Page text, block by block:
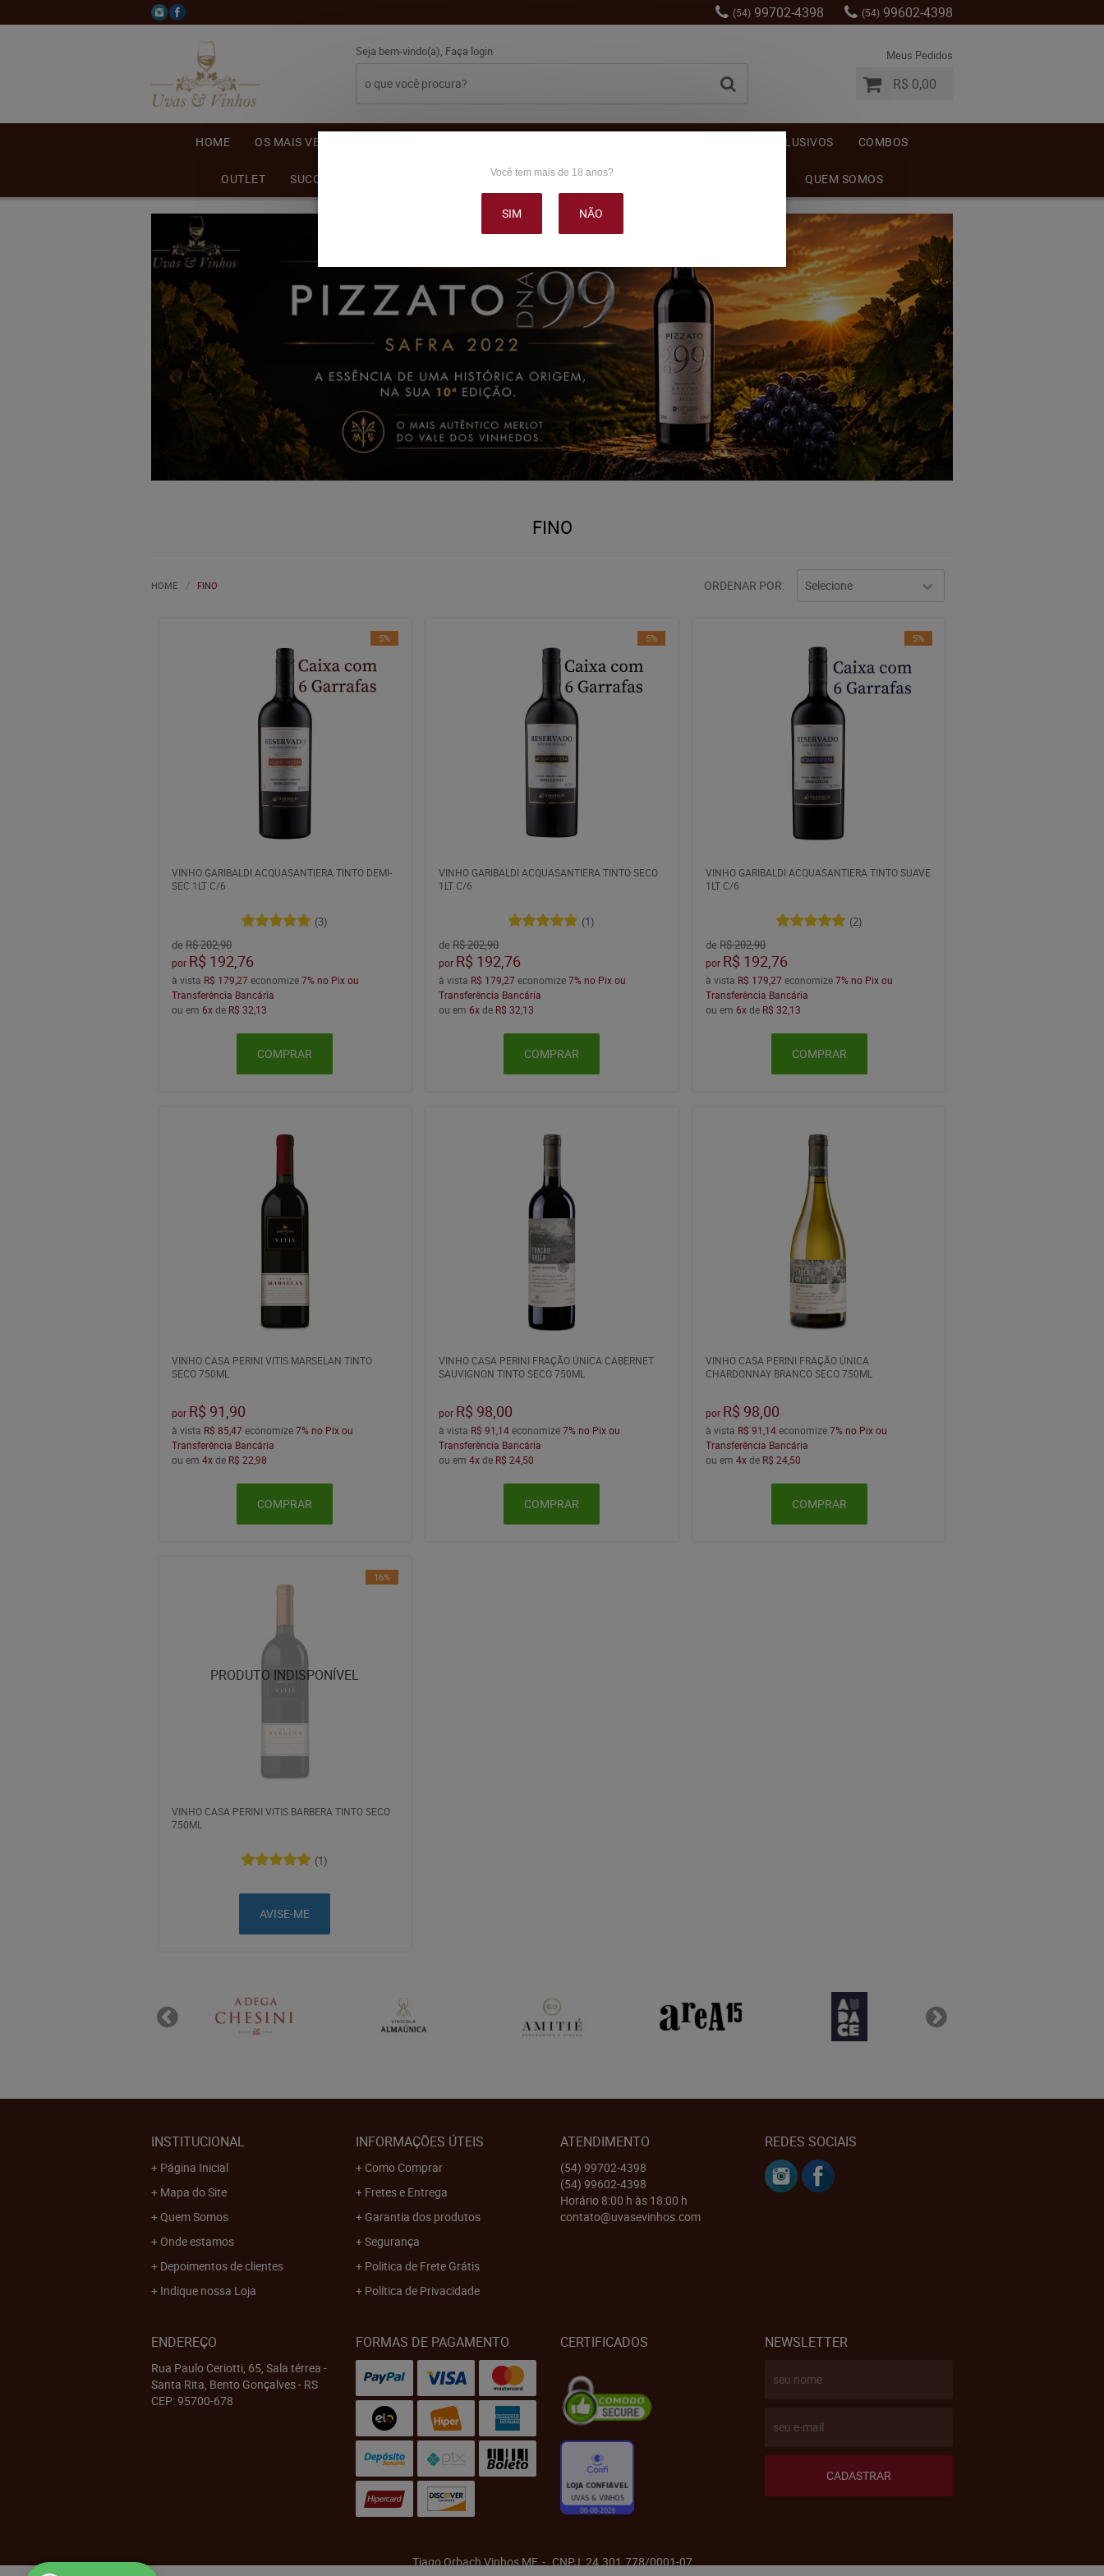
(54) 99702-4398 (54) 99602-4398
Seja bem-vindo(a), Faça login Meus Pedidos
R$ 0,00
HOME OS MAIS VENDIDOS EXCLUSIVOS COMBOS
OUTLET SUCO DE UVA DELICATÉSSE & ACESSÓRIOS QUEM SOMOS
FINO
HOME FINO ORDENAR POR Selecione
5%
VINHO GARIBALDI ACQUASANTIERA TINTO DEMI-
SEC 1LT C/6
(3)
deR$ 202,90
por R$ 192,76
à vista R$ 179,27economize7% no Pix ou
Transferência Bancária
ou em 6xde R$ 32,13
COMPRAR
5%
VINHO GARIBALDI ACQUASANTIERA TINTO SECO
1LT C/6
(1)
deR$ 202,90
por R$ 192,76
à vista R$ 179,27economize7% no Pix ou
Transferência Bancária
ou em6xde R$ 32,13
COMPRAR
5%
VINHO GARIBALDI ACQUASANTIERA TINTO SUAVE
1LT C/6
(2)
deR$ 202,90
por R$ 192,76
à vista R$ 179,27economize7% no Pix ou
Transferência Bancária
ou em6xde R$ 32,13
COMPRAR
VINHO CASA PERINI VITIS MARSELAN TINTO
SECO 750ML
por R$ 91,90
à vista R$ 85,47economize7% no Pix ou
Transferência Bancária
ou em 4xde R$ 22,98
COMPRAR
VINHO CASA PERINI FRAÇÃO ÚNICA CABERNET
SAUVIGNON TINTO SECO 750ML
por R$ 98,00
à vista R$ 91,14economize7% no Pix ou
Transferência Bancária
ou em4xde R$ 24,50
COMPRAR
VINHO CASA PERINI FRAÇÃO ÚNICA
CHARDONNAY BRANCO SECO 750ML
por R$ 98,00
à vista R$ 91,14economize7% no Pix ou
Transferência Bancária
ou em4xde R$ 24,50
COMPRAR
16%
VINHO CASA PERINI VITIS BARBERA TINTO SECO
750ML
(1)
AVISE-ME
INSTITUCIONAL
Página Inicial
Mapa do Site
Quem Somos
Onde estamos
Depoimentos de clientes
Indique nossa Loja
INFORMAÇÕES ÚTEIS
Como Comprar
Fretes e Entrega
Garantia dos produtos
Segurança
Politica de Frete Grátis
Política de Privacidade
ATENDIMENTO
(54) 99702-4398
(54) 99602-4398
Horário 8:00 h às 18:00 h
contato@uvasevinhos.com
REDES SOCIAIS
ENDEREÇO
Rua Paulo Ceriotti, 65, Sala térrea -
Santa Rita, Bento Gonçalves- RS
CEP: 95700-678
FORMAS DE PAGAMENTO CERTIFICADOS NEWSLETTER
CADASTRAR
Tiago Orbach Vinhos ME CNPJ: 24.301.778/0001-07
Você tem mais de 18 anos?
SIM NÃO